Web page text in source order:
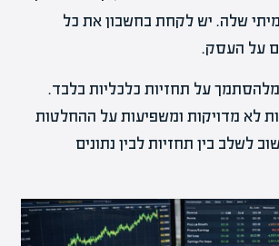
שלה. יש לקחת בחשבון את כל
על העסק.
מלהסתמך על תחזיות כלכליות בלבד.
לא מדויקות ומשפיעות על ההחלטות
לשלב בין תחזיות לבין נתונים